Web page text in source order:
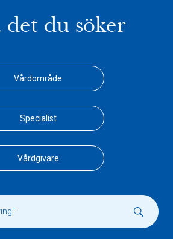
du söker
Vårdområde
Specialist
Vårdgivare